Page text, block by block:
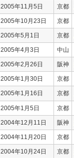
2005年11月5日 京都
2005年10月23日 京都
2005年5月1日 京都
2005年4月3日 中山
2005年2月26日 阪神
2005年1月30日 京都
2005年1月16日 京都
2005年1月5日 京都
2004年12月11日 阪神
2004年11月20日 京都
2004年10月24日 京都